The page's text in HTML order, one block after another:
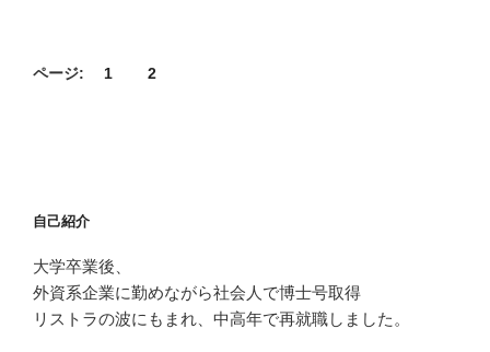
ページ: 1 2
自己紹介
大学卒業後、
外資系企業に勤めながら社会人で博士号取得
リストラの波にもまれ、中高年で再就職しました。